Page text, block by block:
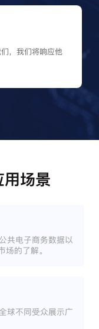
，我们将响应他
场景
共电子商务数据以
的了解。
球不同受众展示广